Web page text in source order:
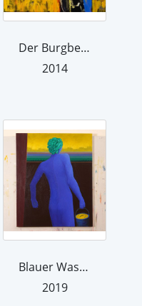
Der Burgberg bei Bevern
2014
Blauer Wasserträger
2019